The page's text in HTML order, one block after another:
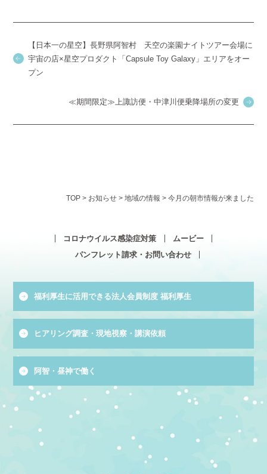
【日本一の星空】長野県阿智村 天空の楽園ナイトツアー会場に
宇宙の店×星空プロダクト「Capsule Toy Galaxy」エリアをオー
プン
≪期間限定≫上諏訪便・中津川便乗降場所の変更
TOP> お知らせ> 地域の情報 > 今月の朝市情報が来ました
コロナウイルス感染症対策
ムービー
パンフレット請求・お問い合わせ
福利厚生に活用できる法人会員制度 福利厚生
ヒアリング調査・現地視察・講演依頼
阿智・昼神で働く